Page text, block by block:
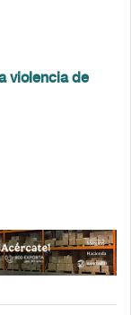
violencia de